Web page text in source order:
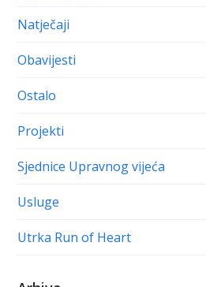
Natječaji
Obavijesti
Ostalo
Projekti
Sjednice Upravnog vijeća
Usluge
Utrka Run of Heart